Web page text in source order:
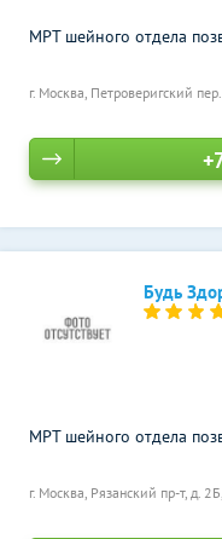
г. Москва, Петроверигский
МРТ шейного отдела
Будь
г. Москва, Рязанский пр-т, д. 2Б,
МРТ шейного отдела